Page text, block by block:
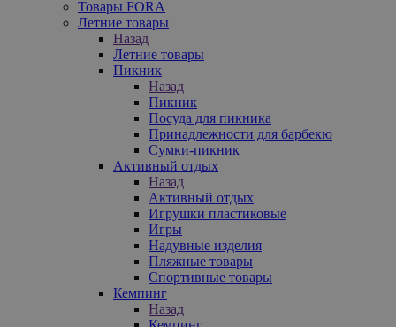
Товары FORA
Летние товары
Назад
Летние товары
Пикник
Назад
Пикник
Посуда для пикника
Принадлежности для барбекю
Сумки-пикник
Активный отдых
Назад
Активный отдых
Игрушки пластиковые
Игры
Надувные изделия
Пляжные товары
Спортивные товары
Кемпинг
Назад